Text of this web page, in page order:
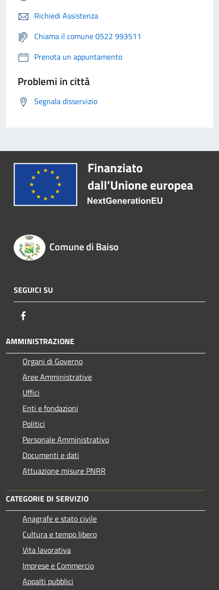
Richiedi Assistenza
Chiama il comune 0522 993511
Prenota un appuntamento
Problemi in città
Segnala disservizio
Comune di Baiso
SEGUICI SU
AMMINISTRAZIONE
Organi di Governo
Aree Amministrative
Uffici
Enti e fondazioni
Politici
Personale Amministrativo
Documenti e dati
Attuazione misure PNRR
CATEGORIE DI SERVIZIO
Anagrafe e stato civile
Cultura e tempo libero
Vita lavorativa
Imprese e Commercio
Appalti pubblici